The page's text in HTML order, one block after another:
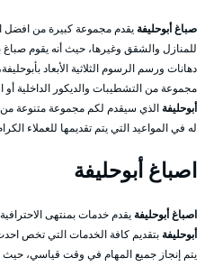
صباغ أبوحليفة يقدم مجموعة كبيرة من افضل
للمنازل والشقق وغيرها، حيث أنه يقوم
دهانات ورسم الرسوم الثلاثية الأبعاد
مجموعة من التشطيبات والديكور الداخلية
أبوحليفة الذي سيقدم لكم مجموعة متنوعة
له في المواعيد التي يتم تقديمها للعملاء
اصباغ أبوحليفة
اصباغ أبوحليفة يقدم خدمات بمنتهى
أبوحليفة بتقديم كافة الخدمات التي تخص
يتم إنجاز جميع المهام في وقت قياسي،